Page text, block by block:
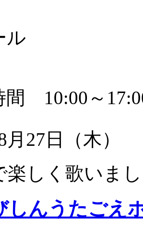
ル
間 10:00～
27日（木）
楽しく歌いま
しんうたごえ